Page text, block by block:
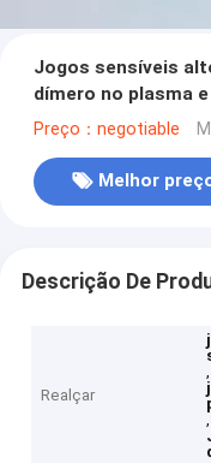
Jogos sensíveis
dímero no plasma
Preço：negotiable
Melhor
Descrição De
Realçar
,
,